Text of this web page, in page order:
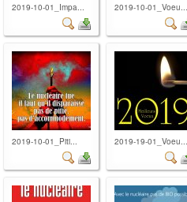
2019-10-01_Impa... 2019-10-01_Voeu...
2019-10-01_Piti... 2019-19-01_Voeu...